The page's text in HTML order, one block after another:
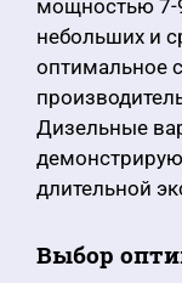
мощностью 7-
небольших и
оптимальное
Дизельные
длительной
Выбор